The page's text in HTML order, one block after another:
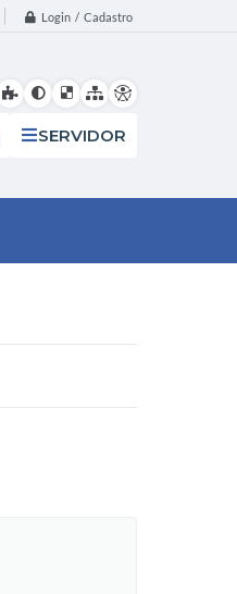
Login / Cadastro
SERVIDOR